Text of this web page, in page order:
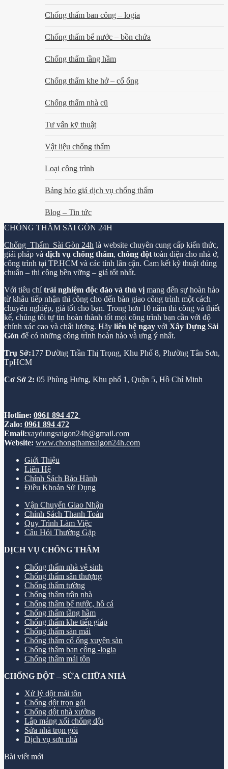
Chống thấm ban công – logia
Chống thấm bể nước – bồn chứa
Chống thấm tầng hầm
Chống thấm khe hở – cổ ống
Chống thấm nhà cũ
Tư vấn kỹ thuật
Vật liệu chống thấm
Loại công trình
Bảng báo giá dịch vụ chống thấm
Blog – Tin tức
CHỐNG THẤM SÀI GÒN 24H
Chống Thấm Sài Gòn 24h là website chuyên cung cấp kiến thức,
giải pháp và dịch vụ chống thấm, chống dột toàn diện cho nhà ở,
công trình tại TP.HCM và các tỉnh lân cận. Cam kết kỹ thuật đúng
chuẩn – thi công bền vững – giá tốt nhất.
Với tiêu chítrải nghiệm độc đáo và thú vị mang đến sự hoàn hảo
từ khâu tiếp nhận thi công cho đến bàn giao công trình một cách
chuyên nghiệp, giá tốt cho bạn. Trong hơn 10 năm thi công và thiết
kế, chúng tôi tự tin hoàn thành tốt mọi công trình bạn cần với độ
chính xác cao và chất lượng. Hãy liên hệ ngay với Xây Dựng Sài
Gòn để có những công trình hoàn hảo và ưng ý nhất.
Trụ Sở:177 Đường Trần Thị Trọng, Khu Phố 8, Phường Tân Sơn,
TpHCM
Cơ Sở 2: 05 Phùng Hưng, Khu phố 1, Quận 5, Hồ Chí Minh
Hotline: 0961 894 472
Zalo: 0961 894 472
Email:xaydungsaigon24h@gmail.com
Website: www.chongthamsaigon24h.com
Giới Thiệu
Liên Hệ
Chính Sách Bảo Hành
Điều Khoản Sử Dụng
Vận Chuyển Giao Nhận
Chính Sách Thanh Toán
Quy Trình Làm Việc
Câu Hỏi Thường Gặp
DỊCH VỤ CHỐNG THẤM
Chống thấm nhà vệ sinh
Chống thấm sân thượng
Chống thấm tường
Chống thấm trần nhà
Chống thấm bể nước, hồ cá
Chống thấm tầng hầm
Chống thấm khe tiếp giáp
Chống thấm sàn mái
Chống thấm cổ ống xuyên sàn
Chống thấm ban công -logia
Chống thấm mái tôn
CHỐNG DỘT – SỬA CHỮA NHÀ
Xử lý dột mái tôn
Chống dột trọn gói
Chống dột nhà xưởng
Lắp máng xối chống dột
Sửa nhà trọn gói
Dịch vụ sơn nhà
Bài viết mới